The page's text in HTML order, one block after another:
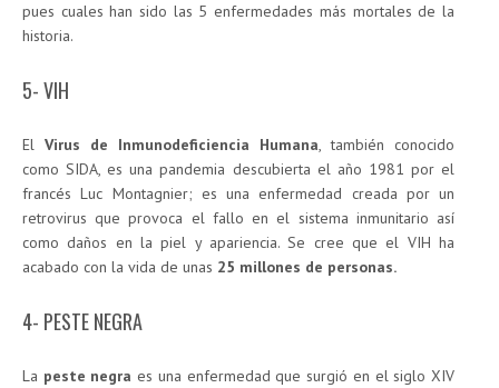
pues cuales han sido las 5 enfermedades más mortales de la
historia.
5- VIH
El Virus de Inmunodeficiencia Humana, también conocido
como SIDA, es una pandemia descubierta el año 1981 por el
francés Luc Montagnier; es una enfermedad creada por un
retrovirus que provoca el fallo en el sistema inmunitario así
como daños en la piel y apariencia. Se cree que el VIH ha
acabado con la vida de unas 25 millones de personas.
4- PESTE NEGRA
La peste negra es una enfermedad que surgió en el siglo XIV